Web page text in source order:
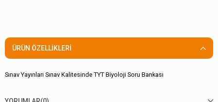
ÜRÜN ÖZELLIKLERI
Sınav Yayınları Sınav Kalitesinde TYT Biyoloji Soru Bankası